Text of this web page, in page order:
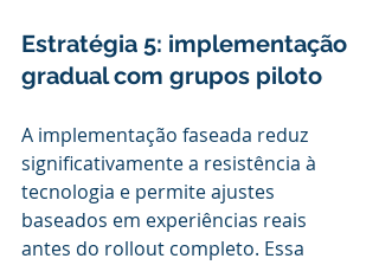
Estratégia 5: implementação
gradual com grupos piloto
A implementação faseada reduz
significativamente a resistência à
tecnologia e permite ajustes
baseados em experiências reais
antes do rollout completo. Essa